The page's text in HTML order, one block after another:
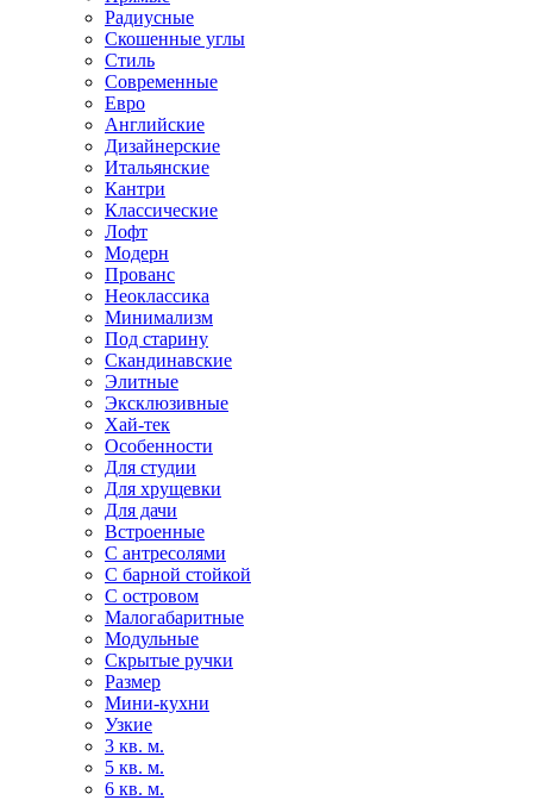
Радиусные
Скошенные углы
Стиль
Современные
Евро
Английские
Дизайнерские
Итальянские
Кантри
Классические
Лофт
Модерн
Прованс
Неоклассика
Минимализм
Под старину
Скандинавские
Элитные
Эксклюзивные
Хай-тек
Особенности
Для студии
Для хрущевки
Для дачи
Встроенные
С антресолями
С барной стойкой
С островом
Малогабаритные
Модульные
Скрытые ручки
Размер
Мини-кухни
Узкие
3 кв. м.
5 кв. м.
6 кв. м.